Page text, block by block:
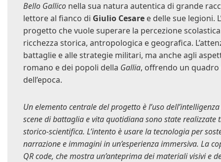
Bello Gallico nella sua natura autentica di grande
lettore al fianco di Giulio Cesare e delle sue legioni.
progetto che vuole superare la percezione
ricchezza storica, antropologica e geografica.
battaglie e alle strategie militari, ma anche agli
romano e dei popoli della Gallia, offrendo un
dell’epoca.
Un elemento centrale del progetto è l’uso
scene di battaglia e vita quotidiana sono state
storico-scientifica. L’intento è usare la tecnologia per
narrazione e immagini in un’esperienza immersiva. La
QR code, che mostra un’anteprima dei materiali visivi e